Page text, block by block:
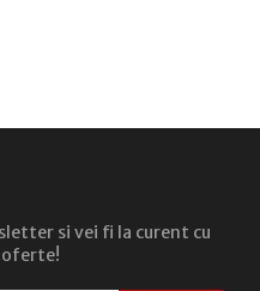
si vei fi la curent cu